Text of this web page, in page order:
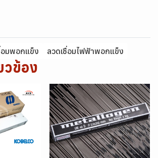
อมพอกแข็ง ลวดเชื่อมไฟฟ้าพอกแข็ง
วข้อง